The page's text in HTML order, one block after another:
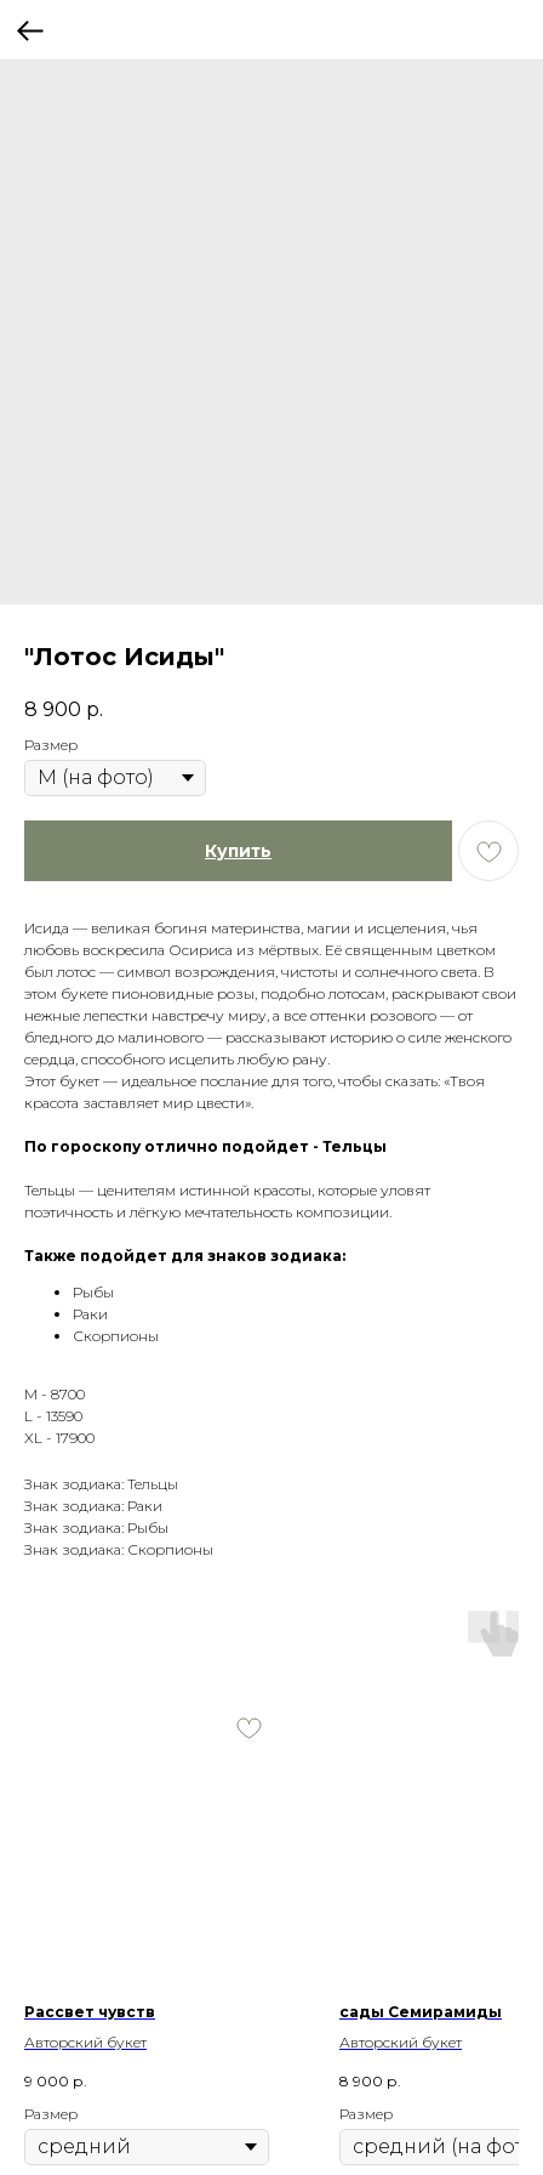
"Лотос Исиды"
8 900 р.
Размер
Купить
Исида — великая богиня материнства, магии и исцеления, чья
любовь воскресила Осириса из мёртвых. Её священным цветком
был лотос — символ возрождения, чистоты и солнечного света. В
этом букете пионовидные розы, подобно лотосам, раскрывают свои
нежные лепестки навстречу миру, а все оттенки розового — от
бледного до малинового — рассказывают историю о силе женского
сердца, способного исцелить любую рану.
Этот букет — идеальное послание для того, чтобы сказать: «Твоя
красота заставляет мир цвести».
По гороскопу отлично подойдет - Тельцы
Тельцы — ценителям истинной красоты, которые уловят
поэтичность и лёгкую мечтательность композиции.
Также подойдет для знаков зодиака:
Рыбы
Раки
Скорпионы
M - 8700
L - 13590
XL - 17900
Знак зодиака: Тельцы
Знак зодиака: Раки
Знак зодиака: Рыбы
Знак зодиака: Скорпионы
Рассвет чувств
Авторский букет
9 000 р.
Размер
сады Семирамиды
Авторский букет
8 900 р.
Размер